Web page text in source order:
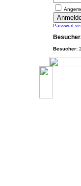
Passwort
Besucher: